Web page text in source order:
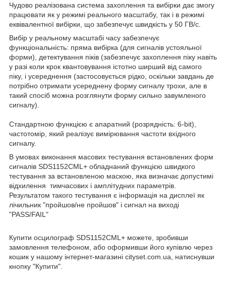
Чудово реалізована система захоплення та вибірки дає змогу
працювати як у режимі реального масштабу, так і в режимі
еквівалентної вибірки, що забезпечує швидкість у 50 ГВ/с.
Вибір у реальному масштабі часу забезпечує
функціональність: пряма вибірка (для сигналів устояльної
форми), детектування піків (забезпечує захоплення піку навіть
у разі коли крок квантовування істотно ширший від самого
піку, і усереднення (застосовується рідко, оскільки завдань де
потрібно отримати усереднену форму сигналу трохи, але в
такий спосіб можна розглянути форму сильно завумленого
сигналу).
Стандартною функцією є апаратний (розрядність: 6-bit),
частотомір, який реалізує вимірювання частоти вхідного
сигналу.
В умовах виконання масових тестування встановлених форм
сигналів SDS1152CML+ обладнаний функцією швидкого
тестування за встановленою маскою, яка визначає допустимі
відхилення тимчасових і амплітудних параметрів.
Результатом такого тестування є інформація на дисплеї як
лічильник "пройшов/не пройшов" і сигнал на виході
"PASS/FAIL"
Купити осцилограф SDS1152CML+ можете, зробивши
замовлення телефоном, або оформивши його купівлю через
кошик у нашому інтернет-магазині cityset.com.ua, натиснувши
кнопку "Купити".